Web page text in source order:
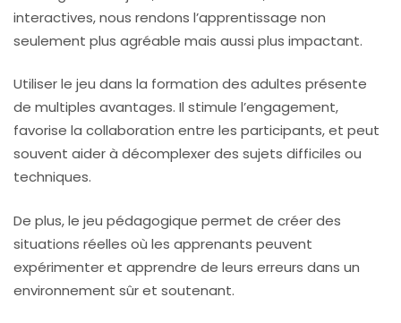
interactives, nous rendons l’apprentissage non
seulement plus agréable mais aussi plus impactant.
Utiliser le jeu dans la formation des adultes présente
de multiples avantages. Il stimule l’engagement,
favorise la collaboration entre les participants, et peut
souvent aider à décomplexer des sujets difficiles ou
techniques.
De plus, le jeu pédagogique permet de créer des
situations réelles où les apprenants peuvent
expérimenter et apprendre de leurs erreurs dans un
environnement sûr et soutenant.